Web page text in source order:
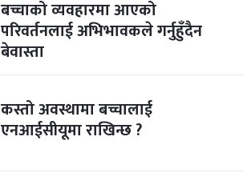
बच्चाको व्यवहारमा आएको
परिवर्तनलाई अभिभावकले गर्नुहुँदैन
बेवास्ता
कस्तो अवस्थामा बच्चालाई
एनआईसीयूमा राखिन्छ ?